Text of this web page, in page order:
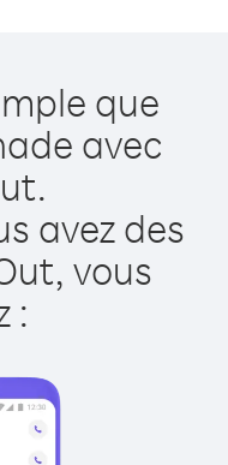
que
avec
avez des
vous
: